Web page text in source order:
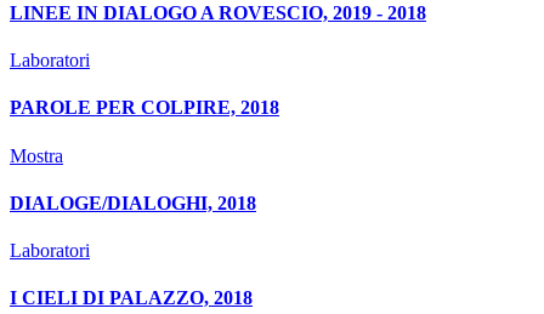
LINEE IN DIALOGO A ROVESCIO, 2019 - 2018
Laboratori
PAROLE PER COLPIRE, 2018
Mostra
DIALOGE/DIALOGHI, 2018
Laboratori
I CIELI DI PALAZZO, 2018